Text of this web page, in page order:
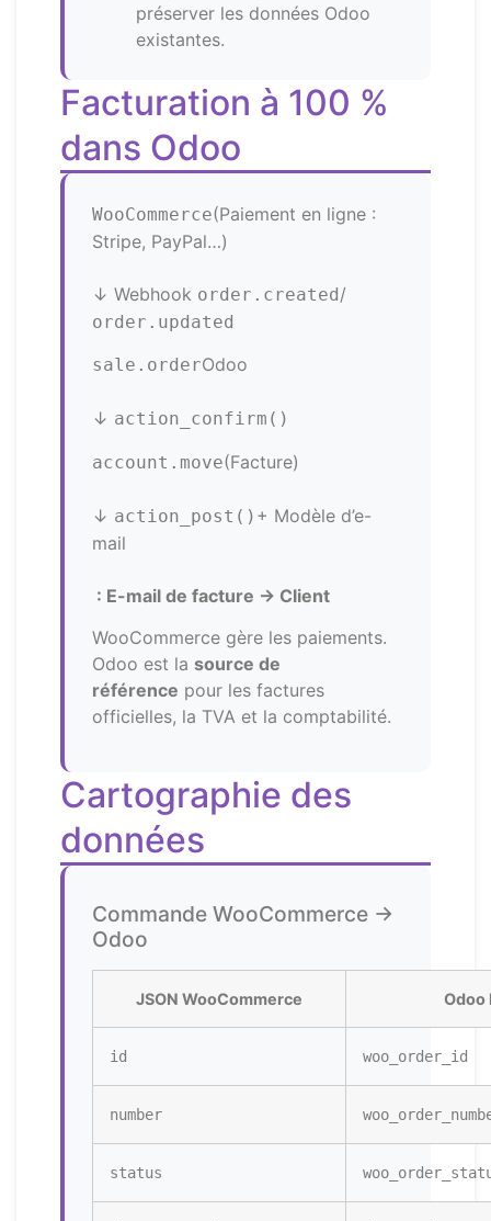
préserver les données Odoo
existantes.
Facturation à 100 %
dans Odoo
WooCommerce(Paiement en ligne :
Stripe, PayPal…)
↓ Webhook order.created/
order.updated
sale.orderOdoo
↓ action_confirm()
account.move(Facture)
↓ action_post() + Modèle d’e-
mail
: E-mail de facture → Client
WooCommerce gère les paiements.
Odoo est la source de
référence pour les factures
officielles, la TVA et la comptabilité.
Cartographie des
données
Commande WooCommerce →
Odoo
JSON WooCommerce Odoo
id woo_order_id
number
status